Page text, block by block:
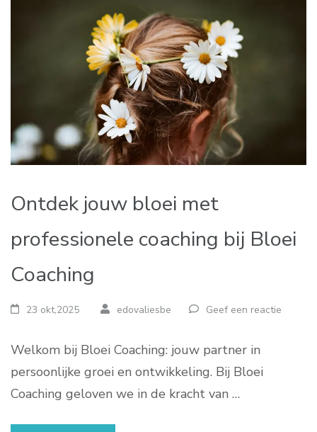
Ontdek jouw bloei met
professionele coaching bij Bloei
Coaching
23 okt,2025 edovaliesbe Geef een reactie
Welkom bij Bloei Coaching: jouw partner in
persoonlijke groei en ontwikkeling. Bij Bloei
Coaching geloven we in de kracht van …